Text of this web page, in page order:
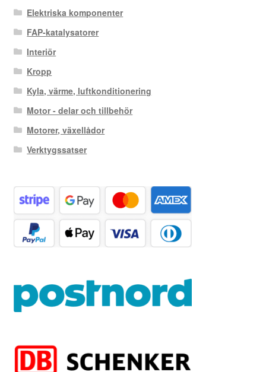
Elektriska komponenter
FAP-katalysatorer
Interiör
Kropp
Kyla, värme, luftkonditionering
Motor - delar och tillbehör
Motorer, växellådor
Verktygssatser